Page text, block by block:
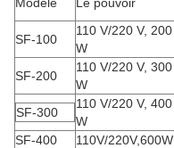
SF-100
110 V/220 V, 200
W
SF-200
110 V/220 V, 300
W
SF-300
110 V/220 V, 400
W
SF-400
110V/220V,600W